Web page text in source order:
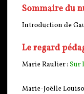
Sommaire du
Introduction de
Le regard
Marie Raulier : Sur
Marie-Joëlle